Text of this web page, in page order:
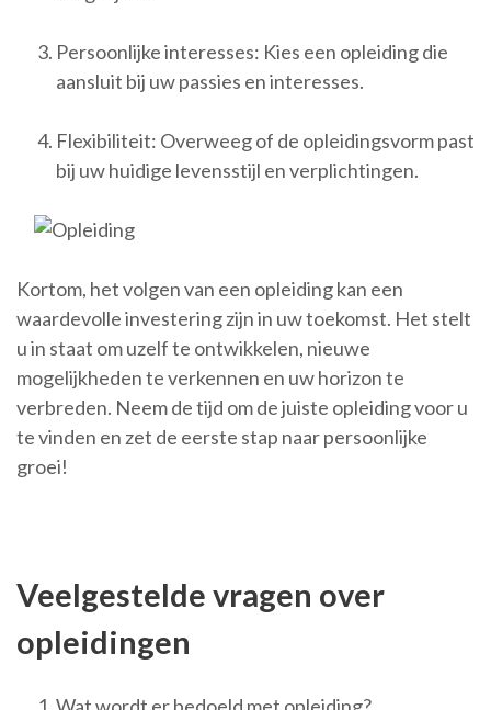
Persoonlijke interesses: Kies een opleiding die
aansluit bij uw passies en interesses.
Flexibiliteit: Overweeg of de opleidingsvorm past
bij uw huidige levensstijl en verplichtingen.
Kortom, het volgen van een opleiding kan een
waardevolle investering zijn in uw toekomst. Het stelt
u in staat om uzelf te ontwikkelen, nieuwe
mogelijkheden te verkennen en uw horizon te
verbreden. Neem de tijd om de juiste opleiding voor u
te vinden en zet de eerste stap naar persoonlijke
groei!
Veelgestelde vragen over
opleidingen